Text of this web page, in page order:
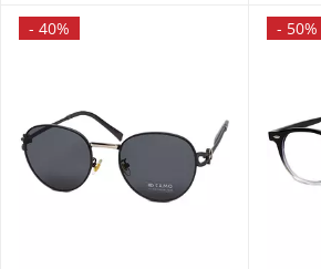
- 40% - 50%